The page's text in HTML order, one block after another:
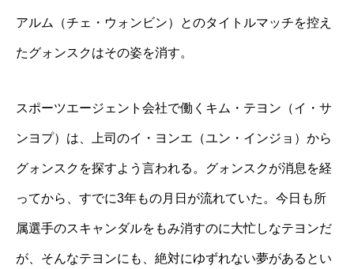
アルム（チェ・ウォンビン）とのタイトルマッチを控え
たグォンスクはその姿を消す。
スポーツエージェント会社で働くキム・テヨン（イ・サ
ンヨプ）は、上司のイ・ヨンエ（ユン・インジョ）から
グォンスクを探すよう言われる。グォンスクが消息を経
ってから、すでに3年もの月日が流れていた。今日も所
属選手のスキャンダルをもみ消すのに大忙しなテヨンだ
が、そんなテヨンにも、絶対にゆずれない夢があるとい